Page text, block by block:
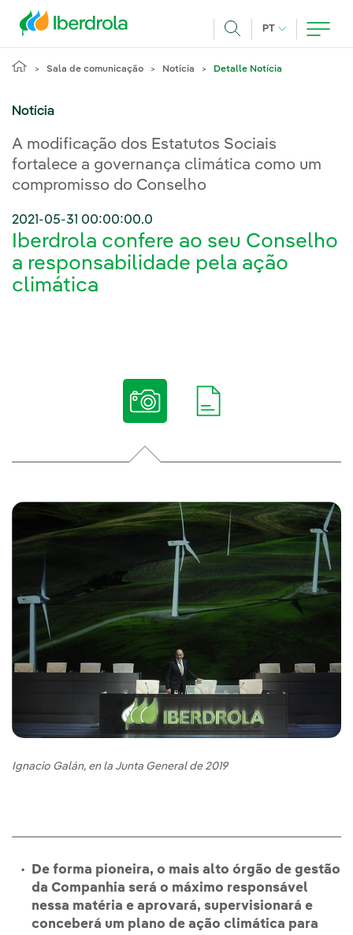
PT IDIOMA ATUAL,
Sala de comunicação Notícia Detalle Notícia
Notícia
A modificação dos Estatutos Sociais
fortalece a governança climática como um
compromisso do Conselho
2021-05-31 00:00:00.0
Iberdrola confere ao seu Conselho
a responsabilidade pela ação
climática
Ignacio Galán, en la Junta General de 2019
De forma pioneira, o mais alto órgão de gestão
da Companhia será o máximo responsável
nessa matéria e aprovará, supervisionará e
conceberá um plano de ação climática para